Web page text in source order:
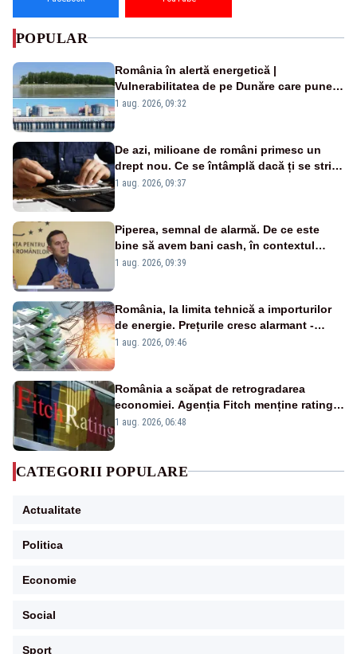
POPULAR
România în alertă energetică |
Vulnerabilitatea de pe Dunăre care pune
în pericol Centrala Cernavodă era
1 aug. 2026, 09:32
De azi, milioane de români primesc un
drept nou. Ce se întâmplă dacă ți se strică
un produs
1 aug. 2026, 09:37
Piperea, semnal de alarmă. De ce este
bine să avem bani cash, în contextul
alertei energetice?
1 aug. 2026, 09:39
România, la limita tehnică a importurilor
de energie. Prețurile cresc alarmant -
Analiză Realitatea Plus
1 aug. 2026, 09:46
România a scăpat de retrogradarea
economiei. Agenția Fitch menține ratingul
„BBB-” cu perspectivă negativă
1 aug. 2026, 06:48
CATEGORII POPULARE
Actualitate
Politica
Economie
Social
Sport